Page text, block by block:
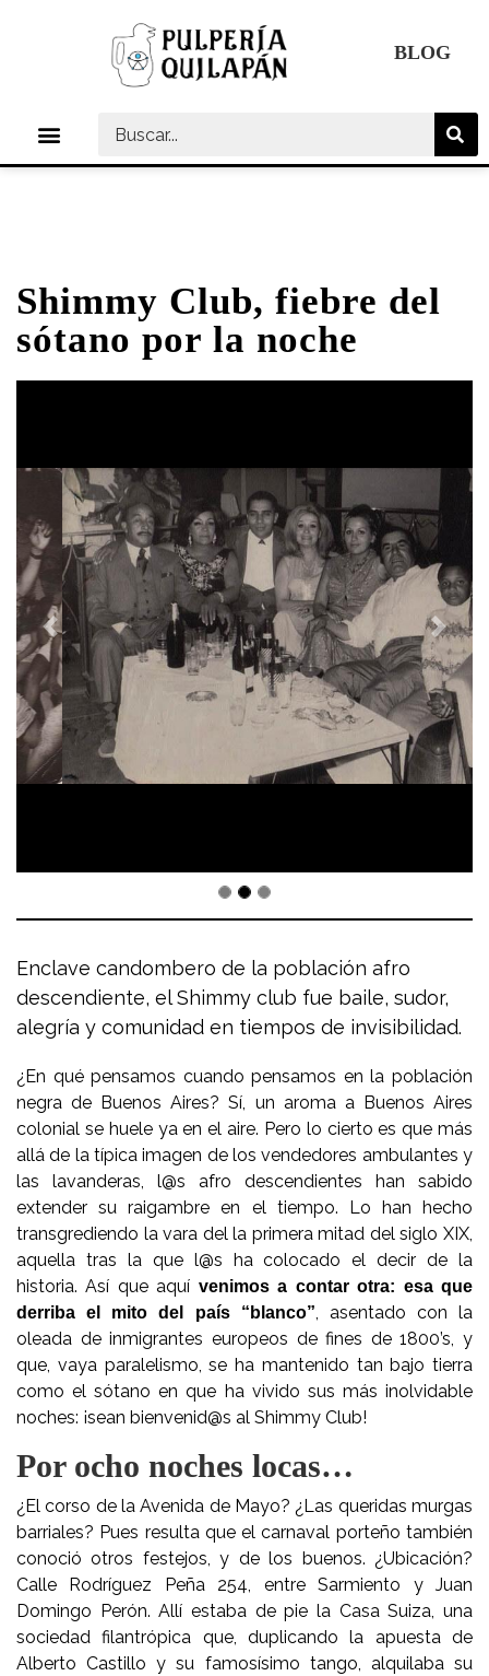
BLOG
Menú
Shimmy Club, fiebre del
sótano por la noche
Enclave candombero de la población afro
descendiente, el Shimmy club fue baile, sudor,
alegría y comunidad en tiempos de invisibilidad.
¿En qué pensamos cuando pensamos en la población
negra de Buenos Aires? Sí, un aroma a Buenos Aires
colonial se huele ya en el aire. Pero lo cierto es que más
allá de la típica imagen de los vendedores ambulantes y
las lavanderas, l@s afro descendientes han sabido
extender su raigambre en el tiempo. Lo han hecho
transgrediendo la vara del la primera mitad del siglo XIX,
aquella tras la que l@s ha colocado el decir de la
historia. Así que aquí venimos a contar otra: esa que
derriba el mito del país “blanco” , asentado con la
oleada de inmigrantes europeos de fines de 1800’s, y
que, vaya paralelismo, se ha mantenido tan bajo tierra
como el sótano en que ha vivido sus más inolvidable
noches: ¡sean bienvenid@s al Shimmy Club!
Por ocho noches locas…
¿El corso de la Avenida de Mayo? ¿Las queridas murgas
barriales? Pues resulta que el carnaval porteño también
conoció otros festejos, y de los buenos. ¿Ubicación?
Calle Rodríguez Peña 254, entre Sarmiento y Juan
Domingo Perón. Allí estaba de pie la Casa Suiza, una
sociedad filantrópica que, duplicando la apuesta de
Alberto Castillo y su famosísimo tango, alquilaba su